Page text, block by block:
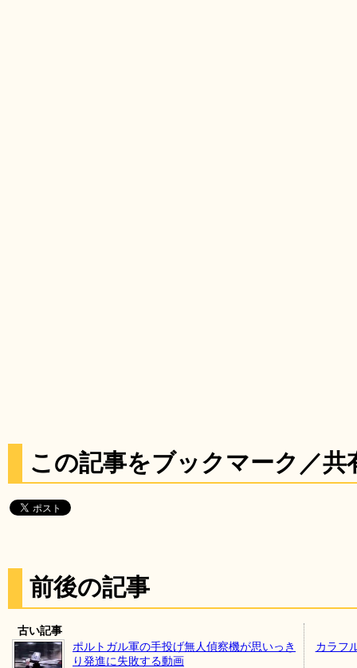
この記事をブックマーク／共
前後の記事
古い記事
ポルトガル軍の手投げ無人偵察機が思いっき
り発進に失敗する動画
カラフ